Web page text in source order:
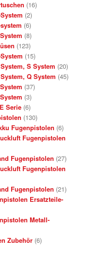
(16)
(2)
(6)
(8)
(123)
(15)
S System (20)
Q System (45)
(37)
(3)
Serie (6)
(130)
Fugenpistolen (6)
Fugenpistolen
Fugenpistolen (27)
Fugenpistolen
Fugenpistolen (21)
Ersatzteile-
Metall-
Zubehör (6)